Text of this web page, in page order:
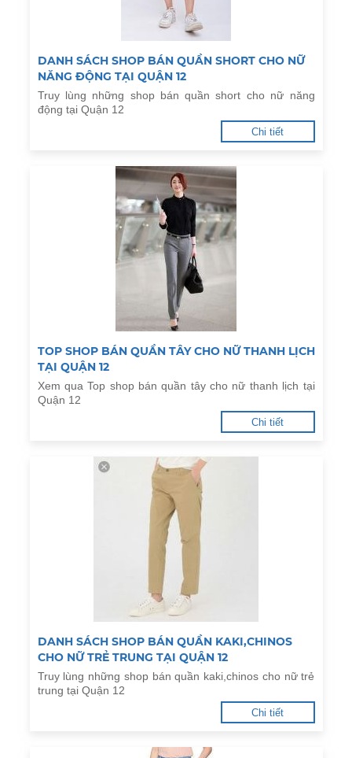
DANH SÁCH SHOP BÁN QUẦN SHORT CHO NỮ
NĂNG ĐỘNG TẠI QUẬN 12
Truy lùng những shop bán quần short cho nữ năng
động tại Quận 12
Chi tiết
TOP SHOP BÁN QUẦN TÂY CHO NỮ THANH LỊCH
TẠI QUẬN 12
Xem qua Top shop bán quần tây cho nữ thanh lịch tại
Quận 12
Chi tiết
DANH SÁCH SHOP BÁN QUẦN KAKI,CHINOS
CHO NỮ TRẺ TRUNG TẠI QUẬN 12
Truy lùng những shop bán quần kaki,chinos cho nữ trẻ
trung tại Quận 12
Chi tiết